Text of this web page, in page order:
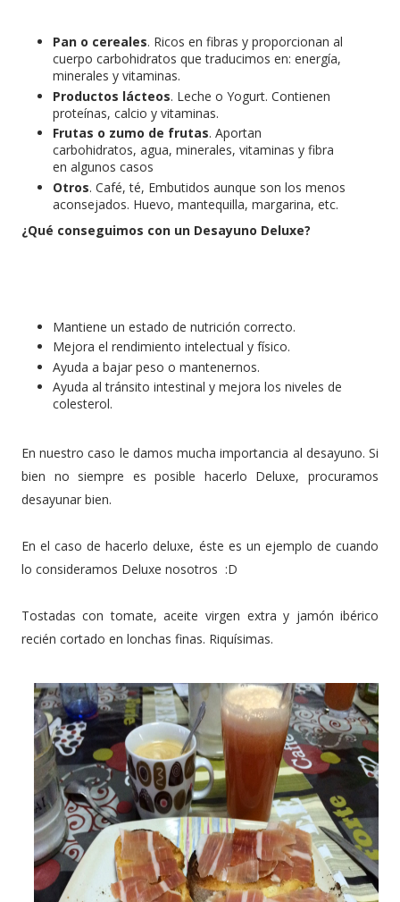
Pan o cereales. Ricos en fibras y proporcionan al
cuerpo carbohidratos que traducimos en: energía,
minerales y vitaminas.
Productos lácteos. Leche o Yogurt. Contienen
proteínas, calcio y vitaminas.
Frutas o zumo de frutas. Aportan
carbohidratos, agua, minerales, vitaminas y fibra
en algunos casos
Otros. Café, té, Embutidos aunque son los menos
aconsejados. Huevo, mantequilla, margarina, etc.
¿Qué conseguimos con un Desayuno Deluxe?
Mantiene un estado de nutrición correcto.
Mejora el rendimiento intelectual y físico.
Ayuda a bajar peso o mantenernos.
Ayuda al tránsito intestinal y mejora los niveles de
colesterol.
En nuestro caso le damos mucha importancia al desayuno. Si
bien no siempre es posible hacerlo Deluxe, procuramos
desayunar bien.
En el caso de hacerlo deluxe, éste es un ejemplo de cuando
lo consideramos Deluxe nosotros :D
Tostadas con tomate, aceite virgen extra y jamón ibérico
recién cortado en lonchas finas. Riquísimas.